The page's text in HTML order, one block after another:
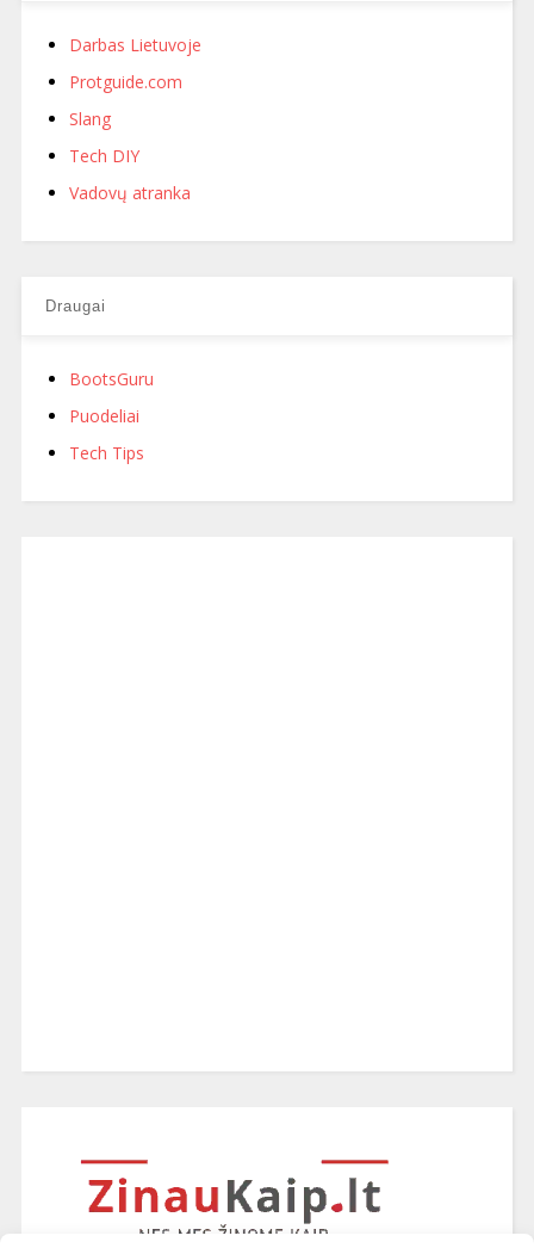
Darbas Lietuvoje
Protguide.com
Slang
Tech DIY
Vadovų atranka
Draugai
BootsGuru
Puodeliai
Tech Tips